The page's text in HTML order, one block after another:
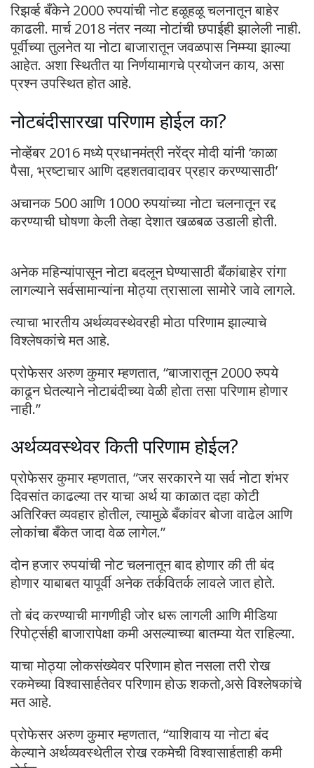
रिझव्‍‌र्ह बँकेने 2000 रुपयांची नोट हळूहळू चलनातून बाहेर
काढली. मार्च 2018 नंतर नव्या नोटांची छपाईही झालेली नाही.
पूर्वीच्या तुलनेत या नोटा बाजारातून जवळपास निम्म्या झाल्या
आहेत. अशा स्थितीत या निर्णयामागचे प्रयोजन काय, असा
प्रश्न उपस्थित होत आहे.
नोटबंदीसारखा परिणाम होईल का?
नोव्हेंबर 2016 मध्ये प्रधानमंत्री नरेंद्र मोदी यांनी ‘काळा
पैसा, भ्रष्टाचार आणि दहशतवादावर प्रहार करण्यासाठी’
अचानक 500 आणि 1000 रुपयांच्या नोटा चलनातून रद्द
करण्याची घोषणा केली तेव्हा देशात खळबळ उडाली होती.
अनेक महिन्यांपासून नोटा बदलून घेण्यासाठी बँकांबाहेर रांगा
लागल्याने सर्वसामान्यांना मोठ्या त्रासाला सामोरे जावे लागले.
त्याचा भारतीय अर्थव्यवस्थेवरही मोठा परिणाम झाल्याचे
विश्लेषकांचे मत आहे.
प्रोफेसर अरुण कुमार म्हणतात, “बाजारातून 2000 रुपये
काढून घेतल्याने नोटाबंदीच्या वेळी होता तसा परिणाम होणार
नाही.”
अर्थव्यवस्थेवर किती परिणाम होईल?
प्रोफेसर कुमार म्हणतात, “जर सरकारने या सर्व नोटा शंभर
दिवसांत काढल्या तर याचा अर्थ या काळात दहा कोटी
अतिरिक्त व्यवहार होतील, त्यामुळे बँकांवर बोजा वाढेल आणि
लोकांचा बँकेत जादा वेळ लागेल.”
दोन हजार रुपयांची नोट चलनातून बाद होणार की ती बंद
होणार याबाबत यापूर्वी अनेक तर्कवितर्क लावले जात होते.
तो बंद करण्याची मागणीही जोर धरू लागली आणि मीडिया
रिपोर्ट्सही बाजारापेक्षा कमी असल्याच्या बातम्या येत राहिल्या.
याचा मोठ्या लोकसंख्येवर परिणाम होत नसला तरी रोख
रकमेच्या विश्वासार्हतेवर परिणाम होऊ शकतो,असे विश्लेषकांचे
मत आहे.
प्रोफेसर अरुण कुमार म्हणतात, “याशिवाय या नोटा बंद
केल्याने अर्थव्यवस्थेतील रोख रकमेची विश्वासार्हताही कमी